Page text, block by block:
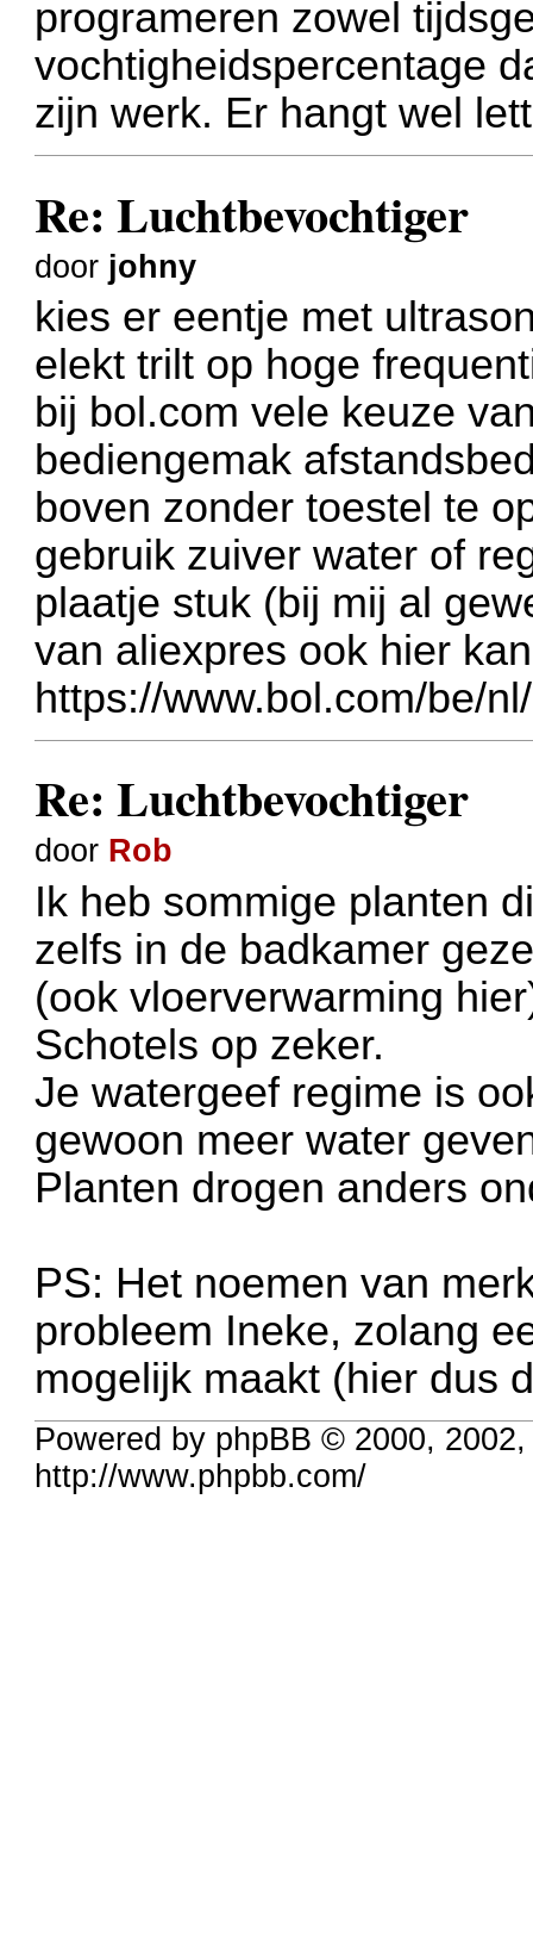
programeren zowel
vochtigheidspercentage
zijn werk. Er hangt wel
Re: Luchtbevochtiger
door johny
kies er eentje met
elekt trilt op hoge
bij bol.com vele keuze
bediengemak
boven zonder toestel te
gebruik zuiver water of
plaatje stuk (bij mij al
van aliexpres ook hier
https://www.bol.com/be/
Re: Luchtbevochtiger
door Rob
Ik heb sommige planten
zelfs in de badkamer
(ook vloerverwarming
Schotels op zeker.
Je watergeef regime is
gewoon meer water
Planten drogen anders
PS: Het noemen van
probleem Ineke, zolang
mogelijk maakt (hier dus
Powered by phpBB © 2000,
http://www.phpbb.com/